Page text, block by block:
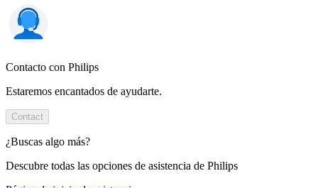
Contacto con Philips
Estaremos encantados de ayudarte.
Contact
¿Buscas algo más?
Descubre todas las opciones de asistencia de Philips